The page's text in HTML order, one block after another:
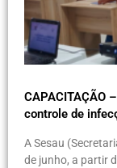
CAPACITAÇÃO
controle de
A Sesau
de junho, a partir